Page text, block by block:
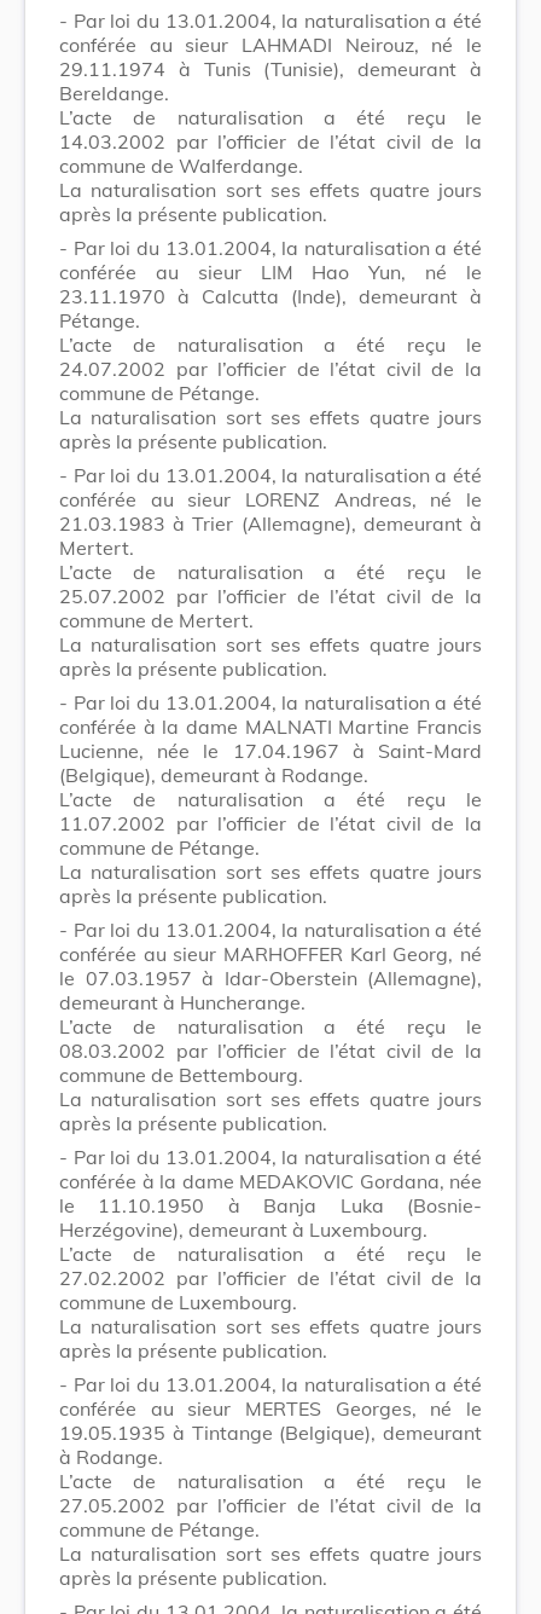
- Par loi du 13.01.2004, la naturalisation a été
conférée au sieur LAHMADI Neirouz, né le
29.11.1974 à Tunis (Tunisie), demeurant à
Bereldange.
L’acte de naturalisation a été reçu le
14.03.2002 par l’officier de l’état civil de la
commune de Walferdange.
La naturalisation sort ses effets quatre jours
après la présente publication.
- Par loi du 13.01.2004, la naturalisation a été
conférée au sieur LIM Hao Yun, né le
23.11.1970 à Calcutta (Inde), demeurant à
Pétange.
L’acte de naturalisation a été reçu le
24.07.2002 par l’officier de l’état civil de la
commune de Pétange.
La naturalisation sort ses effets quatre jours
après la présente publication.
- Par loi du 13.01.2004, la naturalisation a été
conférée au sieur LORENZ Andreas, né le
21.03.1983 à Trier (Allemagne), demeurant à
Mertert.
L’acte de naturalisation a été reçu le
25.07.2002 par l’officier de l’état civil de la
commune de Mertert.
La naturalisation sort ses effets quatre jours
après la présente publication.
- Par loi du 13.01.2004, la naturalisation a été
conférée à la dame MALNATI Martine Francis
Lucienne, née le 17.04.1967 à Saint-Mard
(Belgique), demeurant à Rodange.
L’acte de naturalisation a été reçu le
11.07.2002 par l’officier de l’état civil de la
commune de Pétange.
La naturalisation sort ses effets quatre jours
après la présente publication.
- Par loi du 13.01.2004, la naturalisation a été
conférée au sieur MARHOFFER Karl Georg, né
le 07.03.1957 à Idar-Oberstein (Allemagne),
demeurant à Huncherange.
L’acte de naturalisation a été reçu le
08.03.2002 par l’officier de l’état civil de la
commune de Bettembourg.
La naturalisation sort ses effets quatre jours
après la présente publication.
- Par loi du 13.01.2004, la naturalisation a été
conférée à la dame MEDAKOVIC Gordana, née
le 11.10.1950 à Banja Luka (Bosnie-
Herzégovine), demeurant à Luxembourg.
L’acte de naturalisation a été reçu le
27.02.2002 par l’officier de l’état civil de la
commune de Luxembourg.
La naturalisation sort ses effets quatre jours
après la présente publication.
- Par loi du 13.01.2004, la naturalisation a été
conférée au sieur MERTES Georges, né le
19.05.1935 à Tintange (Belgique), demeurant
à Rodange.
L’acte de naturalisation a été reçu le
27.05.2002 par l’officier de l’état civil de la
commune de Pétange.
La naturalisation sort ses effets quatre jours
après la présente publication.